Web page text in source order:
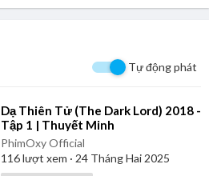
Tự động phát
⁣Dạ Thiên Tử (The Dark Lord) 2018 -
Tập 1 | Thuyết Minh
PhimOxy Official
116lượt xem · 24 Tháng Hai 2025